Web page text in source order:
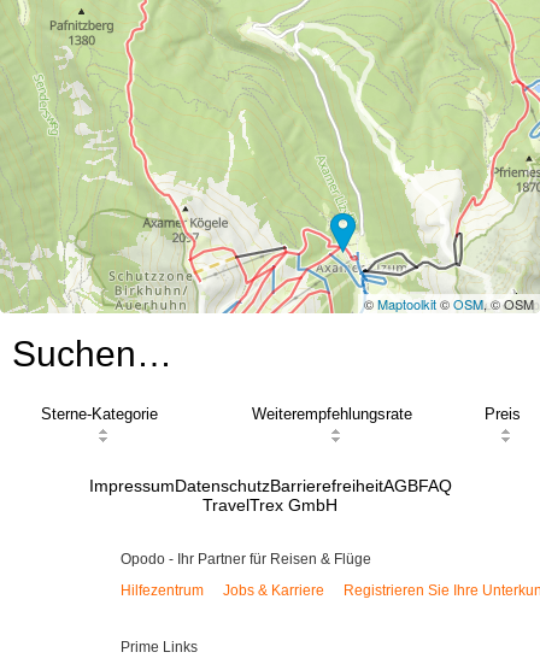
©Maptoolkit©OSM, © OSM
Suchen…
Sterne-Kategorie Weiterempfehlungsrate Preis
ImpressumDatenschutzBarrierefreiheitAGBFAQ
TravelTrex GmbH